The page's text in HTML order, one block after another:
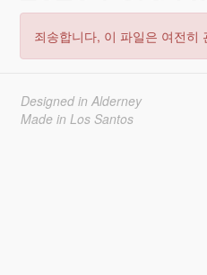
죄송합니다, 이 파일은 여전히
Designed in Alderney
Made in Los Santos